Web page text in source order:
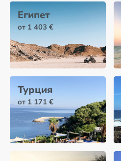
Египет
от 1 403 €
Турция
от 1 171 €